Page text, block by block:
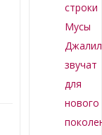
строки
Мусы
звучат
для
нового